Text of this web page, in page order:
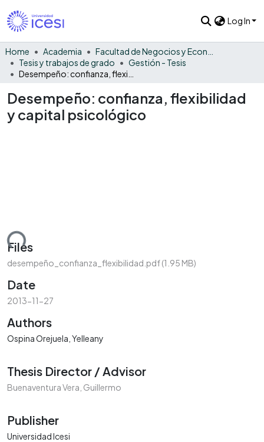
Log In
Home Academia
Tesis y trabajos de grado
Gestión - Tesis
Desempeño: confianza, flexibilidad
y capital psicológico
Files
desempeño_confianza_flexibilidad.pdf(1.95 MB)
Date
2013-11-27
Authors
Ospina Orejuela, Yelleany
Thesis Director / Advisor
Buenaventura Vera, Guillermo
Publisher
Universidad Icesi